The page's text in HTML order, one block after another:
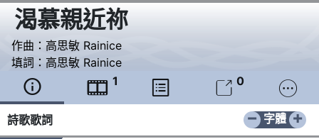
渴慕親近祢
作曲： 高思敏 Rainice
填詞： 高思敏 Rainice
  1   0 
詩歌歌詞 − +
字體